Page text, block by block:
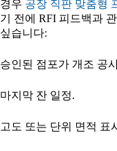
경우 공장 직판 맞춤형
기 전에 RFI 피드백과
싶습니다:
승인된 점포가 개조 공
마지막 잔 일정.
고도 또는 단위 면적 표